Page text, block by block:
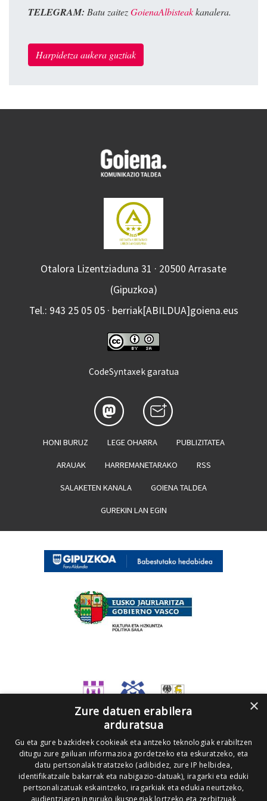
TELEGRAM: Batu zaitezGoienaAlbisteakkanalera.
Harpidetza aukera guztiak
Otalora Lizentziaduna 31 · 20500 Arrasate
(Gipuzkoa)
Tel.: 943 25 05 05 · berriak[ABILDUA]goiena.eus
CodeSyntaxek garatua
HONI BURUZ LEGE OHARRA PUBLIZITATEA
ARAUAK HARREMANETARAKO RSS
SALAKETEN KANALA GOIENA TALDEA
GUREKIN LAN EGIN
×
Zure datuen erabilera
arduratsua
Gu eta gure bazkideek cookieak eta antzeko teknologiak erabiltzen
ditugu zure gailuan informazioa gordetzeko eta eskuratzeko, eta
datu pertsonalak tratatzeko (adibidez, zure IP helbidea,
identifikatzaile bakarrak eta nabigazio-datuak), iragarki eta eduki
pertsonalizatuak eskaintzeko, iragarkiak eta edukia neurtzeko,
audientziaren inguruko ikuspegiak lortzeko eta zerbitzuak